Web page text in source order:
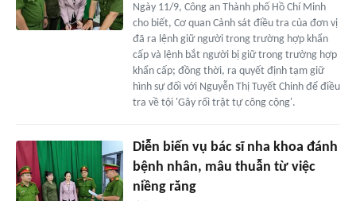
Ngày 11/9, Công an Thành phố Hồ Chí Minh
cho biết, Cơ quan Cảnh sát điều tra của đơn vị
đã ra lệnh giữ người trong trường hợp khẩn
cấp và lệnh bắt người bị giữ trong trường hợp
khẩn cấp; đồng thời, ra quyết định tạm giữ
hình sự đối với Nguyễn Thị Tuyết Chinh để điều
tra về tội 'Gây rối trật tự công cộng'.
Diễn biến vụ bác sĩ nha khoa đánh
bệnh nhân, mâu thuẫn từ việc
niềng răng